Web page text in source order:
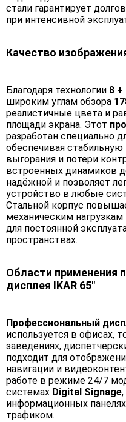
стали гарантирует
при интенсивной
Качество
Благодаря технологии 8 +
широким углам обзора
реалистичные цвета и
площади экрана. Этот
разработан специально
обеспечивая
выгорания и потери
встроенных динамиков
надёжной и позволяет
устройство в любые
Стальной корпус
механическим
для постоянной
пространствах.
Области применения
дисплея IKAR 65"
Профессиональный
используется в офисах,
заведениях,
подходит для
навигации и
работе в режиме 24/7
системах Digital Signage
информационных
трафиком.